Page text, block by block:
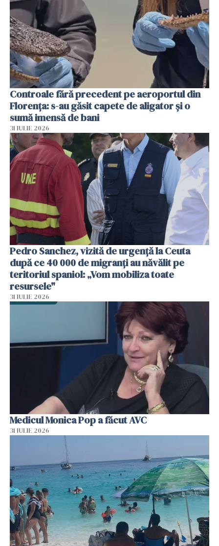
Controale fără precedent pe aeroportul din
Florența: s-au găsit capete de aligator și o
sumă imensă de bani
31 IULIE 2026
Pedro Sanchez, vizită de urgență la Ceuta
după ce 40 000 de migranți au năvălit pe
teritoriul spaniol: „Vom mobiliza toate
resursele"
31 IULIE 2026
Medicul Monica Pop a făcut AVC
31 IULIE 2026